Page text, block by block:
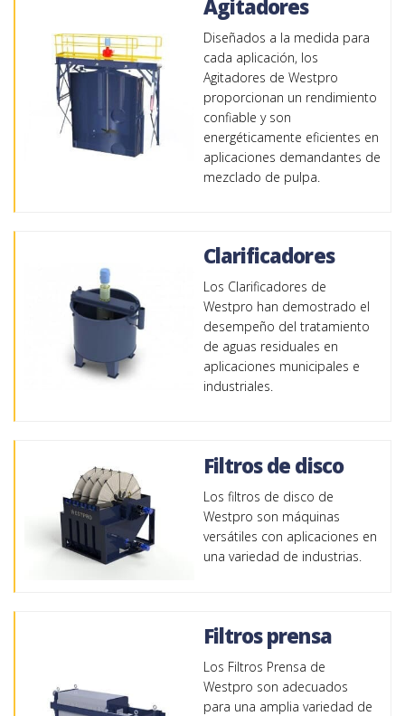
Agitadores
Diseñados a la medida para
cada aplicación, los
Agitadores de Westpro
proporcionan un rendimiento
confiable y son
energéticamente eficientes en
aplicaciones demandantes de
mezclado de pulpa.
Clarificadores
Los Clarificadores de
Westpro han demostrado el
desempeño del tratamiento
de aguas residuales en
aplicaciones municipales e
industriales.
Filtros de disco
Los filtros de disco de
Westpro son máquinas
versátiles con aplicaciones en
una variedad de industrias.
Filtros prensa
Los Filtros Prensa de
Westpro son adecuados
para una amplia variedad de